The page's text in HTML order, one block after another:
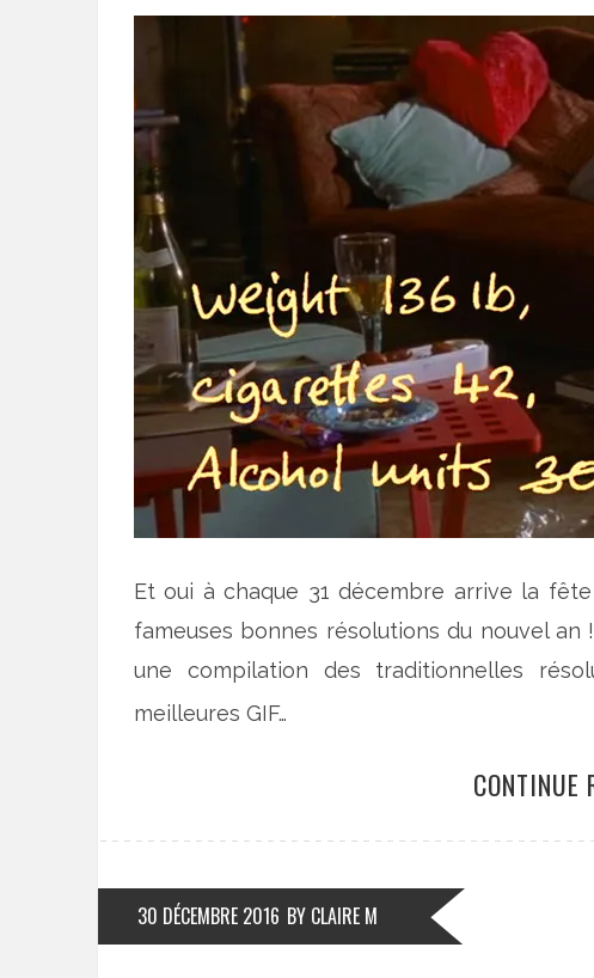
Et oui à chaque 31 décembre arrive la
fameuses bonnes résolutions du nouvel
une compilation des traditionnelles
meilleures GIF…
CONTINUE
30 DÉCEMBRE 2016 BY CLAIRE M